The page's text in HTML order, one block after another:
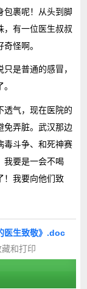
包裹呢！从头到脚
，有一位医生叔叔
怪啊。
是普通的感冒，
透气，现在医院的
免弄脏。武汉那边
毒斗争、和死神赛
我要是一会不喝
！我要向他们致
医生致敬》.doc
和打印